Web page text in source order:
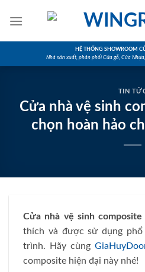
HỆ THỐNG SHOWROOM
Nhà sản xuất, phân phối Cửa gỗ, Cửa
TIN
Cửa nhà vệ sinh
chọn hoàn hảo
Cửa nhà vệ sinh composite
thích và được sử dụng
trình. Hãy cùng
composite hiện đại này nhé!